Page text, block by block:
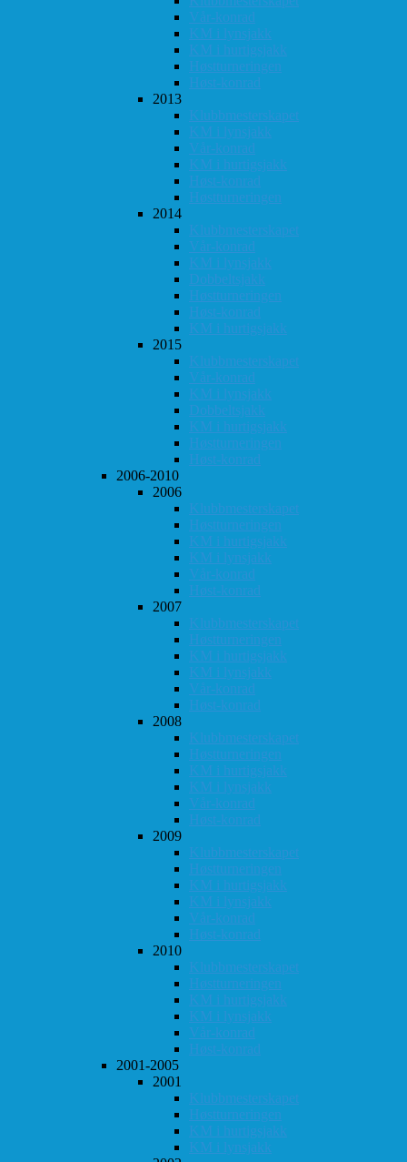
Vår-konrad
KM i lynsjakk
KM i hurtigsjakk
Høstturneringen
Høst-konrad
2013
Klubbmesterskapet
KM i lynsjakk
Vår-konrad
KM i hurtigsjakk
Høst-konrad
Høstturneringen
2014
Klubbmesterskapet
Vår-konrad
KM i lynsjakk
Dobbeltsjakk
Høstturneringen
Høst-konrad
KM i hurtigsjakk
2015
Klubbmesterskapet
Vår-konrad
KM i lynsjakk
Dobbeltsjakk
KM i hurtigsjakk
Høstturneringen
Høst-konrad
2006-2010
2006
Klubbmesterskapet
Høstturneringen
KM i hurtigsjakk
KM i lynsjakk
Vår-konrad
Høst-konrad
2007
Klubbmesterskapet
Høstturneringen
KM i hurtigsjakk
KM i lynsjakk
Vår-konrad
Høst-konrad
2008
Klubbmesterskapet
Høstturneringen
KM i hurtigsjakk
KM i lynsjakk
Vår-konrad
Høst-konrad
2009
Klubbmesterskapet
Høstturneringen
KM i hurtigsjakk
KM i lynsjakk
Vår-konrad
Høst-konrad
2010
Klubbmesterskapet
Høstturneringen
KM i hurtigsjakk
KM i lynsjakk
Vår-konrad
Høst-konrad
2001-2005
2001
Klubbmesterskapet
Høstturneringen
KM i hurtigsjakk
KM i lynsjakk